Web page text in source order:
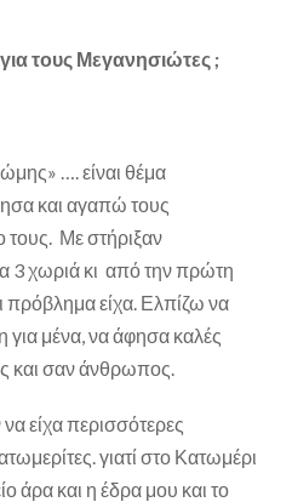
τους Μεγανησιώτες ;
…. είναι θέμα
και αγαπώ τους
τους. Με στήριξαν
3 χωριά κι από την πρώτη
πρόβλημα είχα. Ελπίζω να
για μένα, να άφησα καλές
και σαν άνθρωπος.
είχα περισσότερες
γιατί στο Κατωμέρι
άρα και η έδρα μου και το